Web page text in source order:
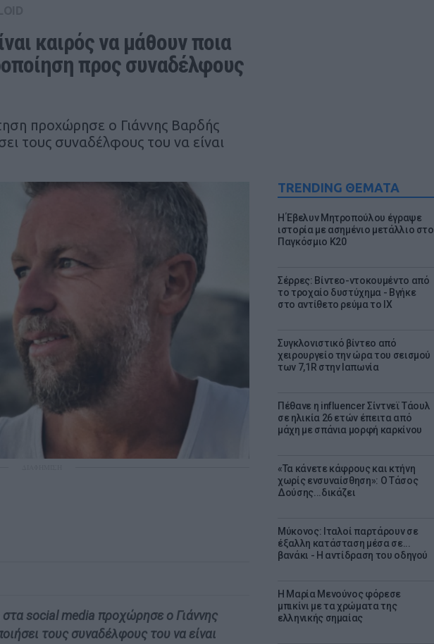
TRENDING ΘΕΜΑΤΑ
Η Έβελυν Μητροπούλου έγραψε
ιστορία με ασημένιο μετάλλιο στο
Παγκόσμιο Κ20
Σέρρες: Βίντεο-ντοκουμέντο από
το τροχαίο δυστύχημα - Βγήκε
στο αντίθετο ρεύμα το ΙΧ
Συγκλονιστικό βίντεο από
χειρουργείο την ώρα του σεισμού
των 7,1R στην Ιαπωνία
Πέθανε η influencer Σίντνεϊ Τάουλ
σε ηλικία 26 ετών έπειτα από
μάχη με σπάνια μορφή καρκίνου
«Τα κάνετε κάφρους και κτήνη
χωρίς ενσυναίσθηση»: Ο Τάσος
Δούσης...δικάζει
Μύκονος: Ιταλοί παρτάρουν σε
έξαλλη κατάσταση μέσα σε...
βανάκι - Η αντίδραση του οδηγού
Η Μαρία Μενούνος φόρεσε
μπικίνι με τα χρώματα της
ελληνικής σημαίας
καιρός να μάθουν ποια
προς συναδέλφους
προχώρησε ο Γιάννης Βαρδής
τους συναδέλφους του να είναι
social media προχώρησε ο Γιάννης
τους συναδέλφους του να είναι